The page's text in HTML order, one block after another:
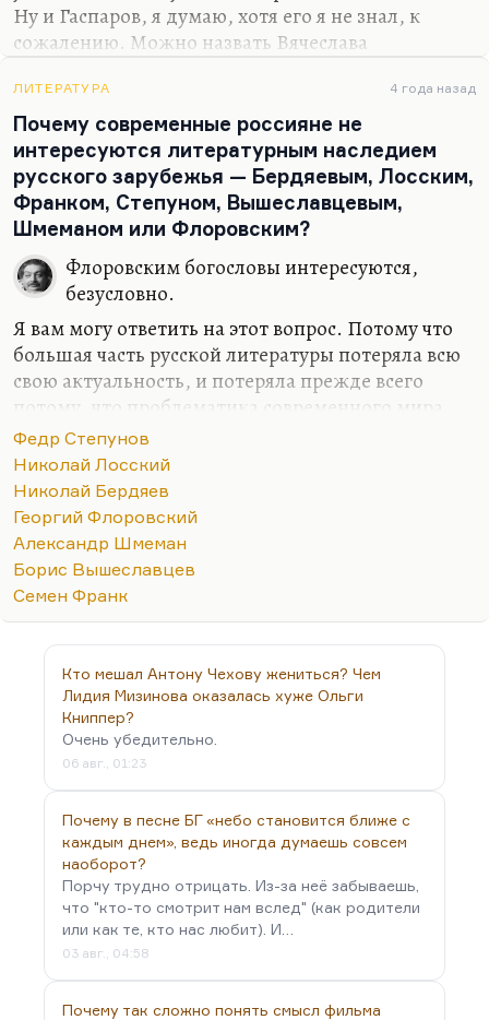
Ну и Гаспаров, я думаю, хотя его я не знал, к
сожалению. Можно назвать Вячеслава
филолог.
ЛИТЕРАТУРА 4 года назад
Почему современные россияне не
интересуются литературным наследием
русского зарубежья — Бердяевым, Лосским,
Франком, Степуном, Вышеславцевым,
Шмеманом или Флоровским?
Флоровским богословы интересуются,
безусловно.
Я вам могу ответить на этот вопрос. Потому что
большая часть русской литературы потеряла всю
свою актуальность, и потеряла прежде всего
потому, что проблематика современного мира
усложнилась многократно, Россия стала
совершенно другой. Эти люди жили и писали
так, как будто у них было очень много времени.
Многое обернулось простой болтологией. Хотя
есть прекрасные страницы и в наследии
Шмемана, пожалуй, и Бердяева, и уж конечно,
Лосского. Бердяев мне кажется скорее
публицистом таким, достаточно переменчивым.
И у Розанова, и у Флоровского, богослова
превосходного, у Флоренского, которого я ценю
выше всех остальных, конечно, есть…
Федр Степунов
Николай Лосский
Николай Бердяев
Георгий Флоровский
Александр Шмеман
Борис Вышеславцев
Семен Франк
Кто мешал Антону Чехову жениться? Чем
Лидия Мизинова оказалась хуже Ольги
Книппер?
Очень убедительно.
06 авг., 01:23
Почему в песне БГ «небо становится ближе с
каждым днем», ведь иногда думаешь совсем
наоборот?
Порчу трудно отрицать. Из-за неё забываешь,
что "кто-то смотрит нам вслед" (как родители
или как те, кто нас любит). И…
03 авг., 04:58
Почему так сложно понять смысл фильма